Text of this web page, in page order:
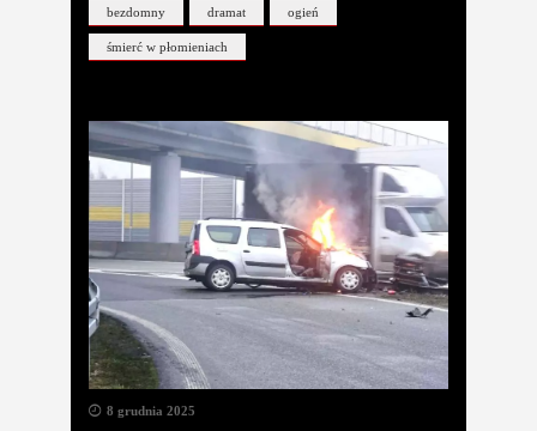
bezdomny dramat ogień
śmierć w płomieniach
8 grudnia 2025